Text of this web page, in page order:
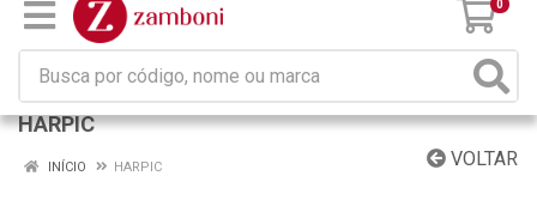
0
HARPIC
VOLTAR
INÍCIO HARPIC